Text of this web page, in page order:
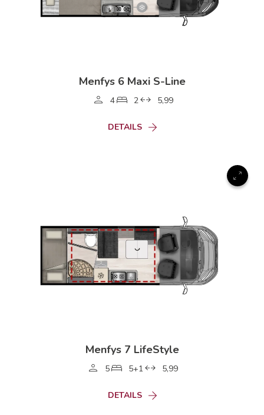
Menfys 6 Maxi S-Line
4 2 5,99
DETAILS
Menfys 7 LifeStyle
5 5+1 5,99
DETAILS